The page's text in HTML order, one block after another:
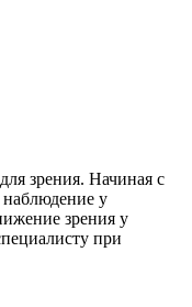
зрения. Начиная с
наблюдение у
зрения у
при